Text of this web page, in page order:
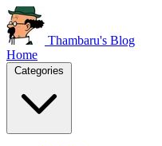
Thambaru's Blog
Home